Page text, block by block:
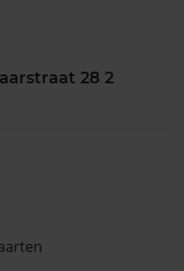
28 2